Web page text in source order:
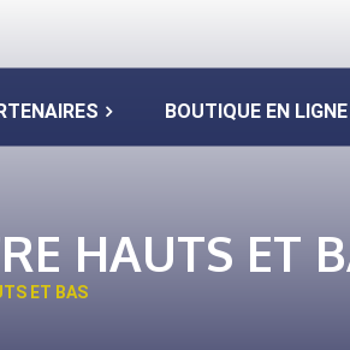
BOUTIQUE EN LIGNE
HAUTS ET
ET BAS